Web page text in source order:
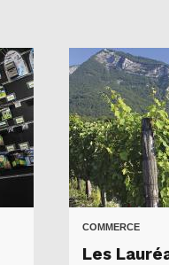
COMMERCE
Les